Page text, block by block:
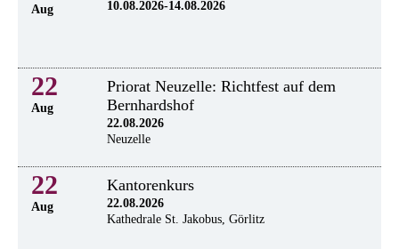
Aug 10.08.2026-14.08.2026
22
Aug
Priorat Neuzelle: Richtfest auf dem
Bernhardshof
22.08.2026
Neuzelle
22
Aug
Kantorenkurs
22.08.2026
Kathedrale St. Jakobus, Görlitz